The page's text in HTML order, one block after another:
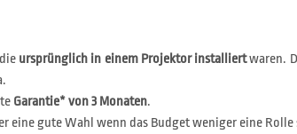
ursprünglich in einem Projektor installiertwaren.
Garantie* von 3 Monaten.
eine gute Wahl wenn das Budget weniger eine